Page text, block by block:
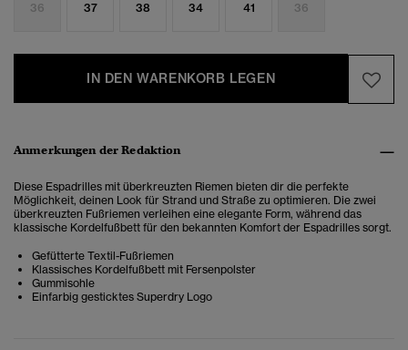
36 37 38 34 41 36
IN DEN WARENKORB LEGEN
Anmerkungen der Redaktion
Diese Espadrilles mit überkreuzten Riemen bieten dir die perfekte
Möglichkeit, deinen Look für Strand und Straße zu optimieren. Die zwei
überkreuzten Fußriemen verleihen eine elegante Form, während das
klassische Kordelfußbett für den bekannten Komfort der Espadrilles sorgt.
Gefütterte Textil-Fußriemen
Klassisches Kordelfußbett mit Fersenpolster
Gummisohle
Einfarbig gesticktes Superdry Logo